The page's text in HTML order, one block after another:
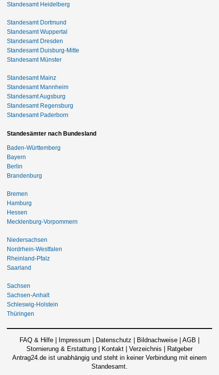
Standesamt Heidelberg
Standesamt Dortmund
Standesamt Wuppertal
Standesamt Dresden
Standesamt Duisburg-Mitte
Standesamt Münster
Standesamt Mainz
Standesamt Mannheim
Standesamt Augsburg
Standesamt Regensburg
Standesamt Paderborn
Standesämter nach Bundesland
Baden-Württemberg
Bayern
Berlin
Brandenburg
Bremen
Hamburg
Hessen
Mecklenburg-Vorpommern
Niedersachsen
Nordrhein-Westfalen
Rheinland-Pfalz
Saarland
Sachsen
Sachsen-Anhalt
Schleswig-Holstein
Thüringen
FAQ & Hilfe | Impressum | Datenschutz | Bildnachweise | AGB |
Stornierung & Erstattung | Kontakt | Verzeichnis | Ratgeber
Antrag24.de ist unabhängig und steht in keiner Verbindung mit einem
Standesamt.